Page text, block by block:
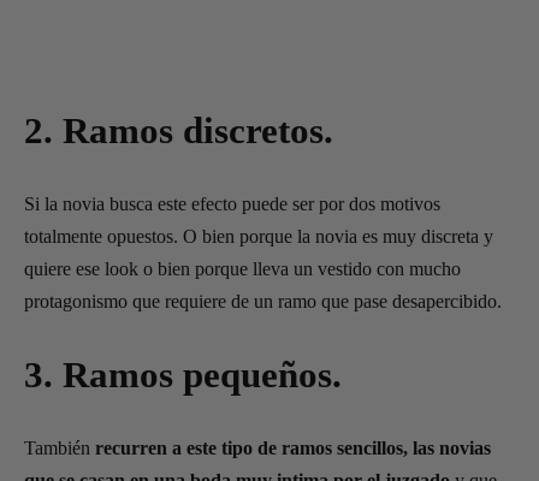
2. Ramos discretos.
Si la novia busca este efecto puede ser por dos motivos
totalmente opuestos. O bien porque la novia es muy discreta y
quiere ese look o bien porque lleva un vestido con mucho
protagonismo que requiere de un ramo que pase desapercibido.
3. Ramos pequeños.
También recurren a este tipo de ramos sencillos, las novias